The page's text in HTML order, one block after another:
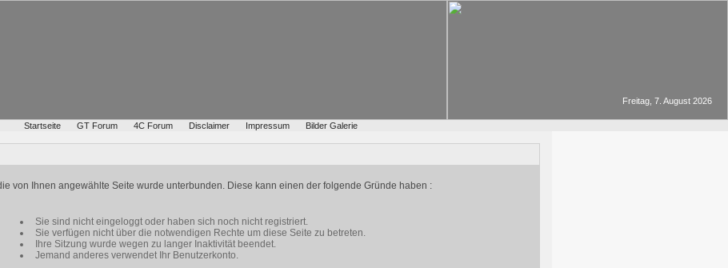
Startseite GT Forum 4C Forum Disclaimer Impressum Bilder Galerie
Freitag, 7. August 2026
von Ihnen angewählte Seite wurde unterbunden. Diese kann einen der folgende Gründe haben :
Sie sind nicht eingeloggt oder haben sich noch nicht registriert.
Sie verfügen nicht über die notwendigen Rechte um diese Seite zu betreten.
Ihre Sitzung wurde wegen zu langer Inaktivität beendet.
Jemand anderes verwendet Ihr Benutzerkonto.